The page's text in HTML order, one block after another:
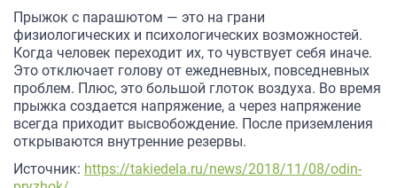
Прыжок с парашютом — это на грани
физиологических и психологических возможностей.
Когда человек переходит их, то чувствует себя иначе.
Это отключает голову от ежедневных, повседневных
проблем. Плюс, это большой глоток воздуха. Во время
прыжка создается напряжение, а через напряжение
всегда приходит высвобождение. После приземления
открываются внутренние резервы.
Источник: https://takiedela.ru/news/2018/11/08/odin-